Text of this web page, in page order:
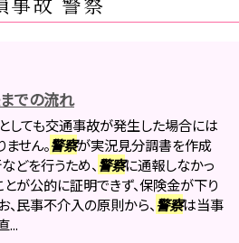
での流れ
しても交通事故が発生した場合には
せん。警察が実況見分調書を作成
どを行うため、 警察に通報しなかっ
が公的に証明できず、保険金が下り
、民事不介入の原則から、 警察は当事
...